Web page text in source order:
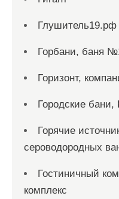
Глушитель19.рф
Горбани, баня
Горизонт,
Городские
Горячие
сероводородных
Гостиничный
комплекс